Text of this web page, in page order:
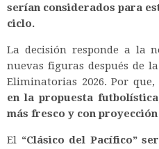
serían considerados para
ciclo.
La decisión responde a la
nuevas figuras después de
Eliminatorias 2026. Por que,
en la propuesta
más fresco y con
El “Clásico del Pacífico”